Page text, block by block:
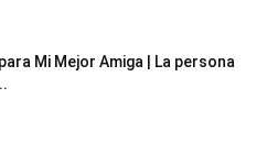
Mi Mejor Amiga | La persona